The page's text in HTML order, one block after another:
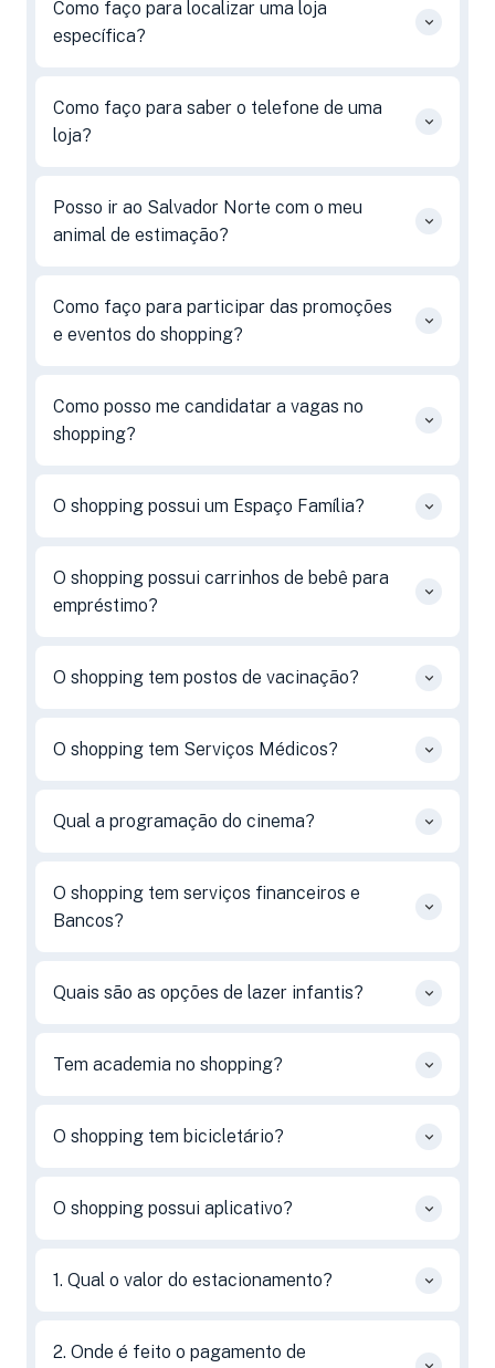
Como faço para localizar uma loja
específica?
Como faço para saber o telefone de uma
loja?
Posso ir ao Salvador Norte com o meu
animal de estimação?
Como faço para participar das promoções
e eventos do shopping?
Como posso me candidatar a vagas no
shopping?
O shopping possui um Espaço Família?
O shopping possui carrinhos de bebê para
empréstimo?
O shopping tem postos de vacinação?
O shopping tem Serviços Médicos?
Qual a programação do cinema?
O shopping tem serviços financeiros e
Bancos?
Quais são as opções de lazer infantis?
Tem academia no shopping?
O shopping tem bicicletário?
O shopping possui aplicativo?
1. Qual o valor do estacionamento?
2. Onde é feito o pagamento de